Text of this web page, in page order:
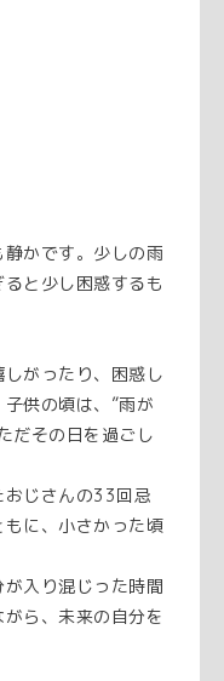
かです。少しの雨
と少し困惑するも
がったり、困惑し
供の頃は、”雨が
だその日を過ごし
おじさんの33回忌
に、小さかった頃
入り混じった時間
ら、未来の自分を